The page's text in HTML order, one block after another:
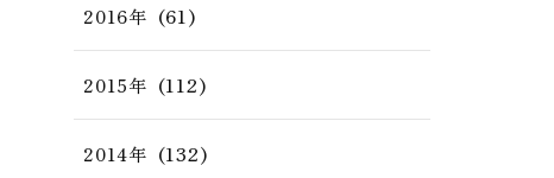
2016年 (61)
2015年 (112)
2014年 (132)